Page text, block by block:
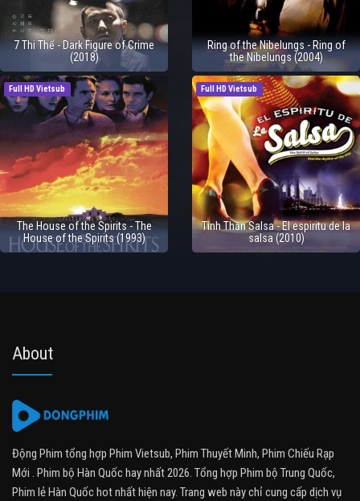
7 Thi Thể - Dark Figure of Crime
(2018)
Ring of the Nibelungs - Ring of
the Nibelungs (2004)
Full HD Vietsub
The House of the Spirits - The
House of the Spirits (1993)
Full HD Vietsub
Tinh Thần Salsa - El espiritu de la
salsa (2010)
About
Động Phim tổng hợp Phim Vietsub, Phim Thuyết Minh, Phim Chiếu Rạp
Mới . Phim bộ Hàn Quốc hay nhất 2026. Tổng hợp Phim bộ Trung Quốc,
Phim lẻ Hàn Quốc hot nhất hiện nay. Trang web này chỉ cung cấp dịch vụ